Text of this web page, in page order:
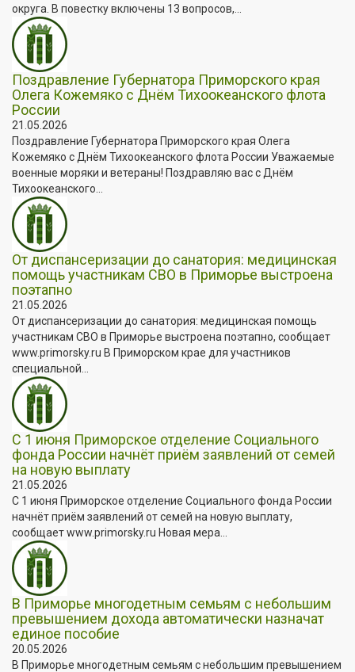
округа. В повестку включены 13 вопросов,...
Поздравление Губернатора Приморского края
Олега Кожемяко с Днём Тихоокеанского флота
России
21.05.2026
Поздравление Губернатора Приморского края Олега
Кожемяко с Днём Тихоокеанского флота России Уважаемые
военные моряки и ветераны! Поздравляю вас с Днём
Тихоокеанского...
От диспансеризации до санатория: медицинская
помощь участникам СВО в Приморье выстроена
поэтапно
21.05.2026
От диспансеризации до санатория: медицинская помощь
участникам СВО в Приморье выстроена поэтапно, сообщает
www.primorsky.ru В Приморском крае для участников
специальной...
С 1 июня Приморское отделение Социального
фонда России начнёт приём заявлений от семей
на новую выплату
21.05.2026
С 1 июня Приморское отделение Социального фонда России
начнёт приём заявлений от семей на новую выплату,
сообщает www.primorsky.ru Новая мера...
В Приморье многодетным семьям с небольшим
превышением дохода автоматически назначат
единое пособие
20.05.2026
В Приморье многодетным семьям с небольшим превышением